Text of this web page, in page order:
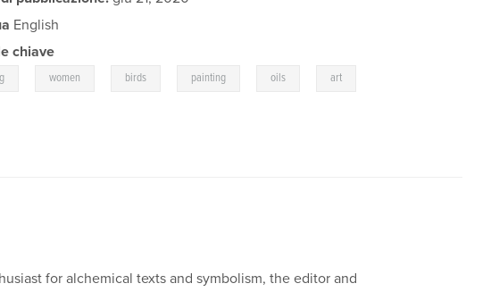
English
chiave
women birds painting oils art
for alchemical texts and symbolism, the editor and